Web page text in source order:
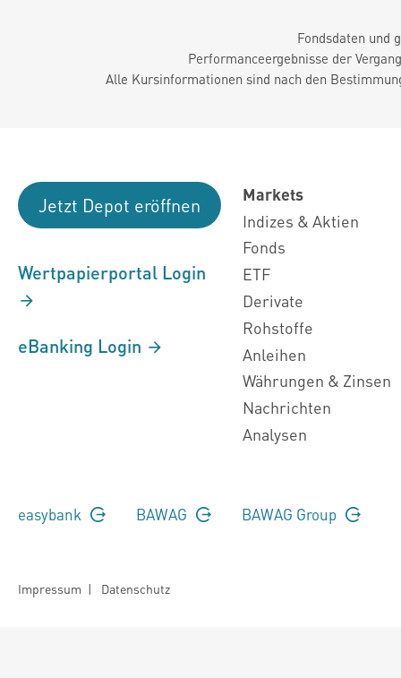
Fondsdaten und
Performanceergebnisse der
Alle Kursinformationen sind nach den
Jetzt Depot eröffnen
Wertpapierportal Login
eBanking Login
Markets
Indizes & Aktien
Fonds
ETF
Derivate
Rohstoffe
Anleihen
Währungen & Zinsen
Nachrichten
Analysen
easybank BAWAG BAWAG Group
Impressum | Datenschutz